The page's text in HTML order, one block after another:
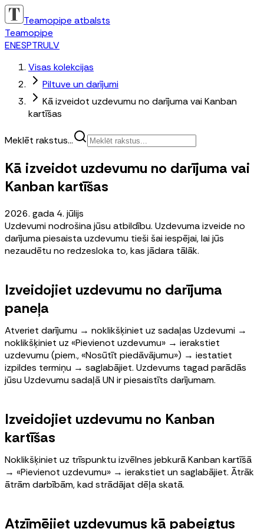
Teamopipe atbalsts
Teamopipe
ENESPTRULV
Visas kolekcijas
Piltuve un darījumi
Kā izveidot uzdevumu no darījuma vai Kanban
kartīšas
Meklēt rakstus...
Kā izveidot uzdevumu no darījuma vai
Kanban kartīšas
2026. gada 4. jūlijs
Uzdevumi nodrošina jūsu atbildību. Uzdevuma izveide no
darījuma piesaista uzdevumu tieši šai iespējai, lai jūs
nezaudētu no redzesloka to, kas jādara tālāk.
Izveidojiet uzdevumu no darījuma
paneļa
Atveriet darījumu → noklikšķiniet uz sadaļas Uzdevumi →
noklikšķiniet uz «Pievienot uzdevumu» → ierakstiet
uzdevumu (piem., «Nosūtīt piedāvājumu») → iestatiet
izpildes termiņu → saglabājiet. Uzdevums tagad parādās
jūsu Uzdevumu sadaļā UN ir piesaistīts darījumam.
Izveidojiet uzdevumu no Kanban
kartīšas
Noklikšķiniet uz trīspunktu izvēlnes jebkurā Kanban kartīšā
→ «Pievienot uzdevumu» → ierakstiet un saglabājiet. Ātrāk
ātrām darbībām, kad strādājat dēļa skatā.
Atzīmējiet uzdevumus kā pabeigtus